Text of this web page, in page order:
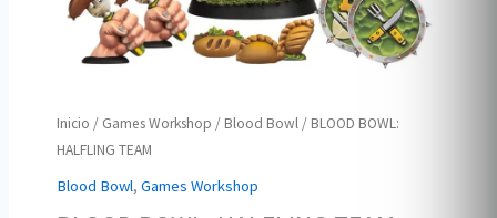
Inicio / Games Workshop / Blood Bowl / BLOOD BOWL:
HALFLING TEAM
Blood Bowl,Games Workshop